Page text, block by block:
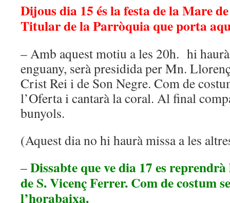
Dijous dia 15 és la festa de la Mare
Titular de la Parròquia que porta
– Amb aquest motiu a les 20h. hi
enguany, serà presidida per Mn.
Crist Rei i de Son Negre. Com de
l’Oferta i cantarà la coral. Al final
bunyols.
(Aquest dia no hi haurà missa a les
–Dissabte que ve dia 17 es
de S. Vicenç Ferrer. Com de costum
l’horabaixa.